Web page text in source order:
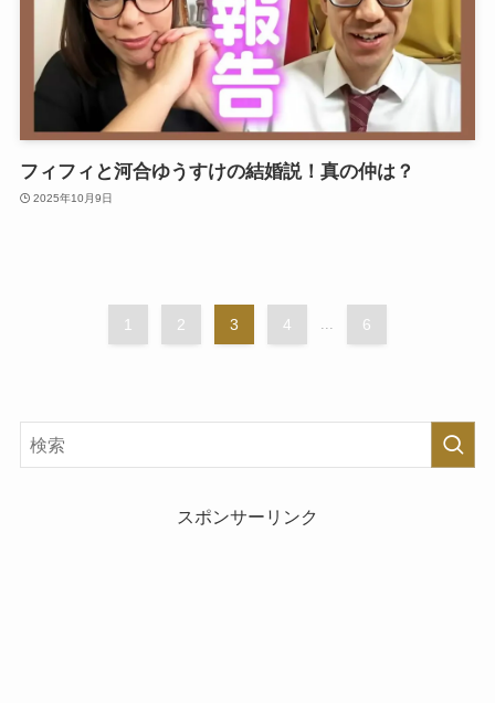
フィフィと河合ゆうすけの結婚説！真の仲は？
2025年10月9日
1 2 3 4 6
スポンサーリンク